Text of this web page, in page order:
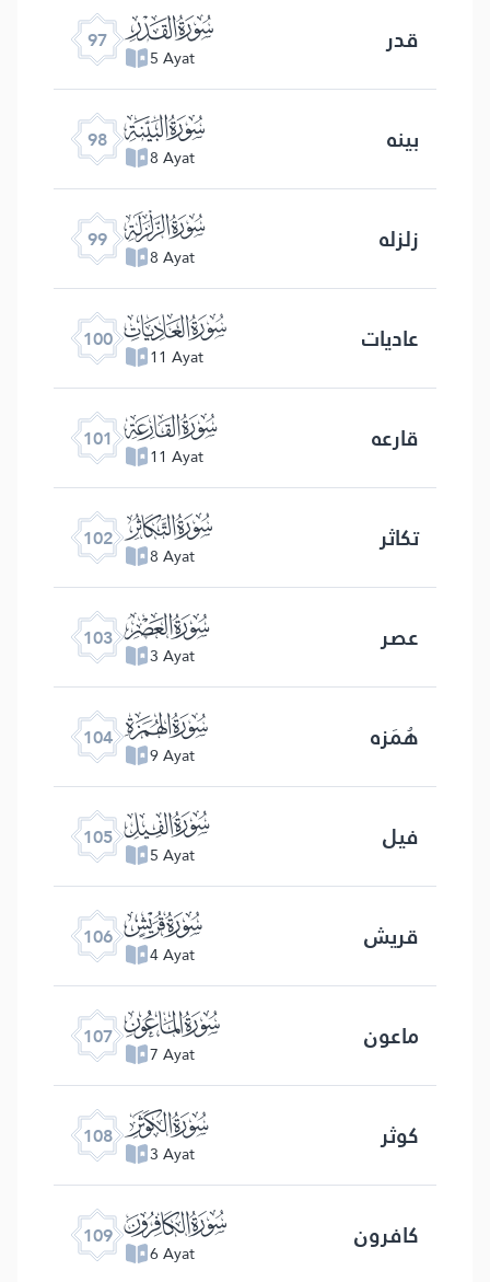
97 ﰎ
5 Ayat قدر
98 ﰏ
8 Ayat بینه
99 ﰐ
8 Ayat زلزله
100 ﰑ
11 Ayat عادیات
101 ﰒ
11 Ayat قارعه
102 ﰓ
8 Ayat تکاثر
103 ﰔ
3 Ayat عصر
104 ﰕ
9 Ayat هُمَزه
105 ﰖ
5 Ayat فیل
106 ﰗ
4 Ayat قریش
107 ﰘ
7 Ayat ماعون
108 ﰙ
3 Ayat کوثر
109 ﰚ
6 Ayat کافرون